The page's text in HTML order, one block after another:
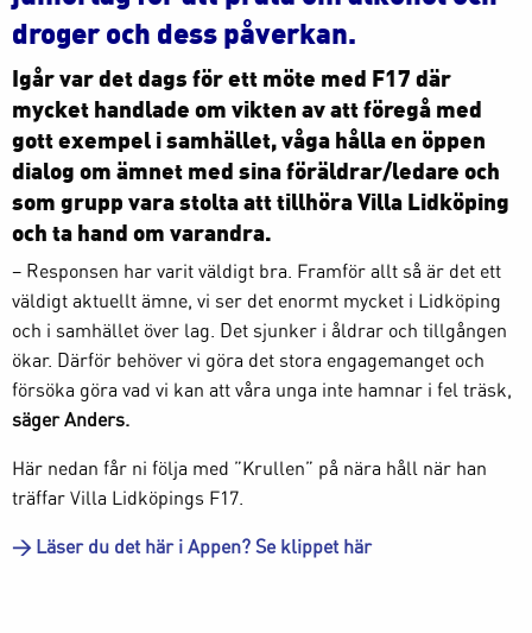
droger och dess påverkan.
Igår var det dags för ett möte med F17 där
mycket handlade om vikten av att föregå med
gott exempel i samhället, våga hålla en öppen
dialog om ämnet med sina föräldrar/ledare och
som grupp vara stolta att tillhöra Villa Lidköping
och ta hand om varandra.
– Responsen har varit väldigt bra. Framför allt så är det ett
väldigt aktuellt ämne, vi ser det enormt mycket i Lidköping
och i samhället över lag. Det sjunker i åldrar och tillgången
ökar. Därför behöver vi göra det stora engagemanget och
försöka göra vad vi kan att våra unga inte hamnar i fel träsk,
säger Anders.
Här nedan får ni följa med ”Krullen” på nära håll när han
träffar Villa Lidköpings F17.
> Läser du det här i Appen? Se klippet här